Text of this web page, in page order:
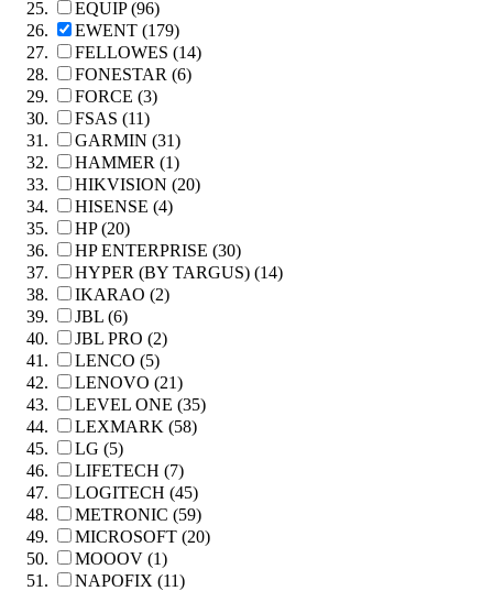
EQUIP (96)
EWENT (179)
FELLOWES (14)
FONESTAR (6)
FORCE (3)
FSAS (11)
GARMIN (31)
HAMMER (1)
HIKVISION (20)
HISENSE (4)
HP (20)
HP ENTERPRISE (30)
HYPER (BY TARGUS) (14)
IKARAO (2)
JBL (6)
JBL PRO (2)
LENCO (5)
LENOVO (21)
LEVEL ONE (35)
LEXMARK (58)
LG (5)
LIFETECH (7)
LOGITECH (45)
METRONIC (59)
MICROSOFT (20)
MOOOV (1)
NAPOFIX (11)